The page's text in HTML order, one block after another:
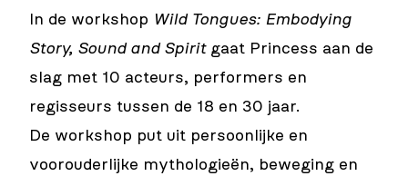
In de workshop Wild Tongues: Embodying
Story, Sound and Spiritgaat Princess aan de
slag met 10 acteurs, performers en
regisseurs tussen de 18 en 30 jaar.
De workshop put uit persoonlijke en
voorouderlijke mythologieën, beweging en